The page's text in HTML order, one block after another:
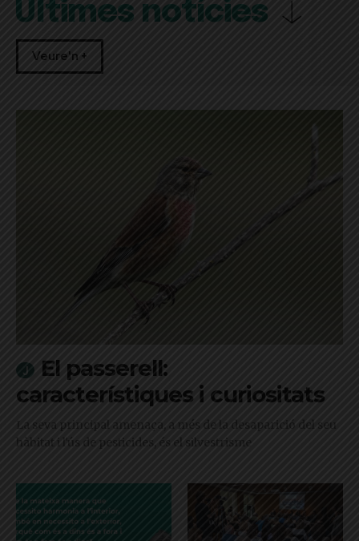
Últimes notícies
Veure'n +
El passerell:
característiques i curiositats
La seva principal amenaça, a més de la desaparició del seu
hàbitat i l'ús de pesticides, és el silvestrisme